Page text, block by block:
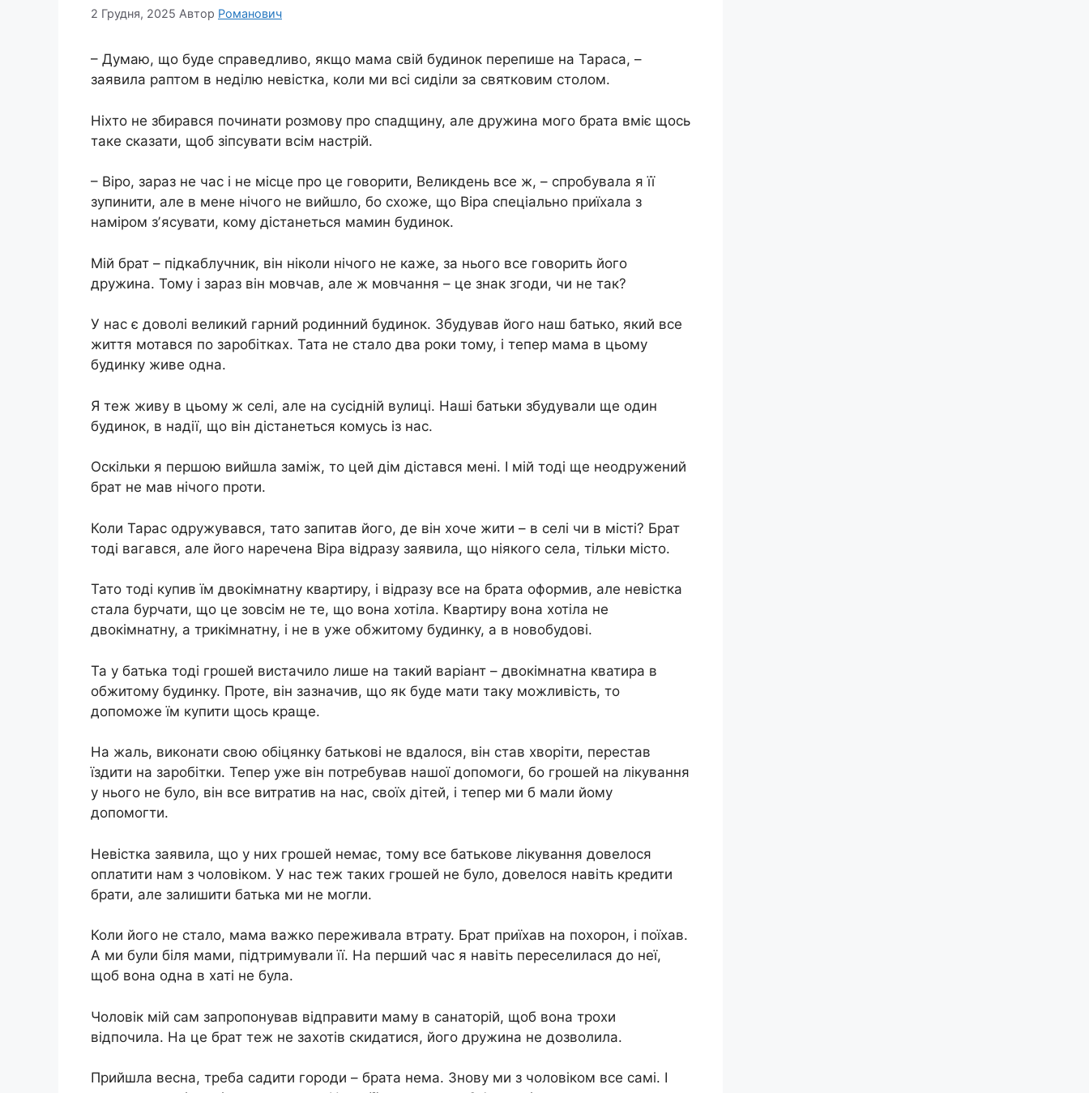
2 Грудня, 2025 Автор Романович
– Думаю, що буде справедливо, якщо мама свій будинок перепише на Тараса, –
заявила раптом в неділю невістка, коли ми всі сиділи за святковим столом.
Ніхто не збирався починати розмову про спадщину, але дружина мого брата вміє щось
таке сказати, щоб зіпсувати всім настрій.
– Віро, зараз не час і не місце про це говорити, Великдень все ж, – спробувала я її
зупинити, але в мене нічого не вийшло, бо схоже, що Віра спеціально приїхала з
наміром зʼясувати, кому дістанеться мамин будинок.
Мій брат – підкаблучник, він ніколи нічого не каже, за нього все говорить його
дружина. Тому і зараз він мовчав, але ж мовчання – це знак згоди, чи не так?
У нас є доволі великий гарний родинний будинок. Збудував його наш батько, який все
життя мотався по заробітках. Тата не стало два роки тому, і тепер мама в цьому
будинку живе одна.
Я теж живу в цьому ж селі, але на сусідній вулиці. Наші батьки збудували ще один
будинок, в надії, що він дістанеться комусь із нас.
Оскільки я першою вийшла заміж, то цей дім дістався мені. І мій тоді ще неодружений
брат не мав нічого проти.
Коли Тарас одружувався, тато запитав його, де він хоче жити – в селі чи в місті? Брат
тоді вагався, але його наречена Віра відразу заявила, що ніякого села, тільки місто.
Тато тоді купив їм двокімнатну квартиру, і відразу все на брата оформив, але невістка
стала бурчати, що це зовсім не те, що вона хотіла. Квартиру вона хотіла не
двокімнатну, а трикімнатну, і не в уже обжитому будинку, а в новобудові.
Та у батька тоді грошей вистачило лише на такий варіант – двокімнатна кватира в
обжитому будинку. Проте, він зазначив, що як буде мати таку можливість, то
допоможе їм купити щось краще.
На жаль, виконати свою обіцянку батькові не вдалося, він став хворіти, перестав
їздити на заробітки. Тепер уже він потребував нашої допомоги, бо грошей на лікування
у нього не було, він все витратив на нас, своїх дітей, і тепер ми б мали йому
допомогти.
Невістка заявила, що у них грошей немає, тому все батькове лікування довелося
оплатити нам з чоловіком. У нас теж таких грошей не було, довелося навіть кредити
брати, але залишити батька ми не могли.
Коли його не стало, мама важко переживала втрату. Брат приїхав на похорон, і поїхав.
А ми були біля мами, підтримували її. На перший час я навіть переселилася до неї,
щоб вона одна в хаті не була.
Чоловік мій сам запропонував відправити маму в санаторій, щоб вона трохи
відпочила. На це брат теж не захотів скидатися, його дружина не дозволила.
Прийшла весна, треба садити городи – брата нема. Знову ми з чоловіком все самі. І